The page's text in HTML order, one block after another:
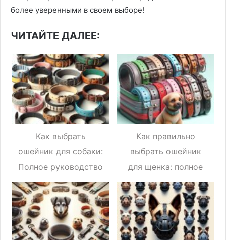
более уверенными в своем выборе!
ЧИТАЙТЕ ДАЛЕЕ:
Как выбрать
ошейник для собаки:
Полное руководство
для заботливых
хозяев
Как правильно
выбрать ошейник
для щенка: полное
руководство для
ответственного
хозяина